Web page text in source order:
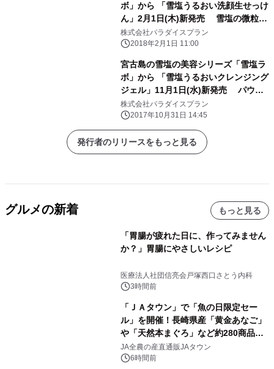
ボ」から 「雪塩うるおい洗顔生せっけ
ん」2月1日(木)新発売 雪塩の微粒子
が肌に優しく浸透
株式会社パラダイスプラン
2018年2月1日 11:00
宮古島の雪塩の美容シリーズ「雪塩ラ
ボ」から 「雪塩うるおいクレンジング
ジェル」11月1日(水)新発売 パウダ
ー状の雪塩よりさらに細かい特別な雪
塩使用
株式会社パラダイスプラン
2017年10月31日 14:45
発行者のリリースをもっと見る
グルメの新着 もっと見る
「胃腸が疲れた日に、作ってみません
か？」胃腸にやさしいレシピ
医療法人社団信亮会戸塚西口さとう内科
3時間前
「ＪＡタウン」で「魚の日限定セー
ル」を開催！長崎県産「黄金あなご」
や「天然本まぐろ」など約280商品を
販売！～毎月１０日の定例企画～
JA全農の産直通販JAタウン
6時間前